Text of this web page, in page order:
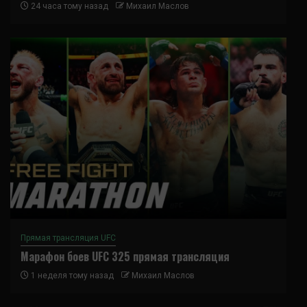
24 часа тому назад Михаил Маслов
Прямая трансляция UFC
Марафон боев UFC 325 прямая трансляция
1 неделя тому назад Михаил Маслов